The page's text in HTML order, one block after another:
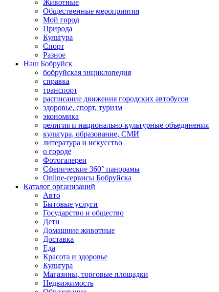
Животные
Общественные мероприятия
Мой город
Природа
Культура
Спорт
Разное
Наш Бобруйск
бобруйская энциклопедия
справка
транспорт
расписание движения городских автобусов
здоровье, спорт, туризм
экономика
религия и национально-культурные объединения
культура, образование, СМИ
литература и искусство
о городе
Фотогалереи
Сферические 360° панорамы
Online-сервисы Бобруйска
Каталог организаций
Авто
Бытовые услуги
Государство и общество
Дети
Домашние животные
Доставка
Еда
Красота и здоровье
Культура
Магазины, торговые площадки
Недвижимость